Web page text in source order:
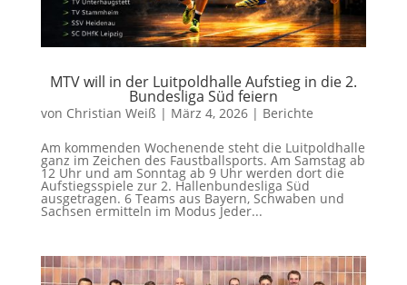
MTV will in der Luitpoldhalle Aufstieg in die 2.
Bundesliga Süd feiern
von Christian Weiß | März 4, 2026| Berichte
Am kommenden Wochenende steht die Luitpoldhalle
ganz im Zeichen des Faustballsports. Am Samstag ab
12 Uhr und am Sonntag ab 9 Uhr werden dort die
Aufstiegsspiele zur 2. Hallenbundesliga Süd
ausgetragen. 6 Teams aus Bayern, Schwaben und
Sachsen ermitteln im Modus Jeder...